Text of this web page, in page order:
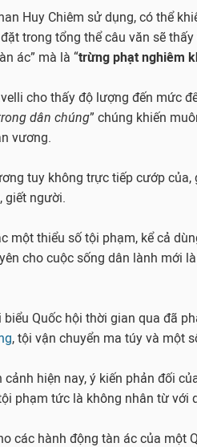
Huy Chiêm sử dụng, có thể
trong tổng thể câu văn sẽ
ác” mà là “trừng phạt nghiêm
cho thấy độ lượng đến mức
dân chúng” chúng khiến
vương.
tuy không trực tiếp cướp
giết người.
một thiểu số tội phạm, kể cả
cho cuộc sống dân lành mới
Quốc hội thời gian qua đã
, tội vận chuyển ma túy và một
hiện nay, ý kiến phản đối
phạm tức là không nhân từ với
các hành động tàn ác của một